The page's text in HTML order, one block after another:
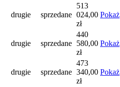
drugie sprzedane
513
024,00
zł
Pokaż
drugie sprzedane
440
580,00
zł
Pokaż
drugie sprzedane
473
340,00
zł
Pokaż